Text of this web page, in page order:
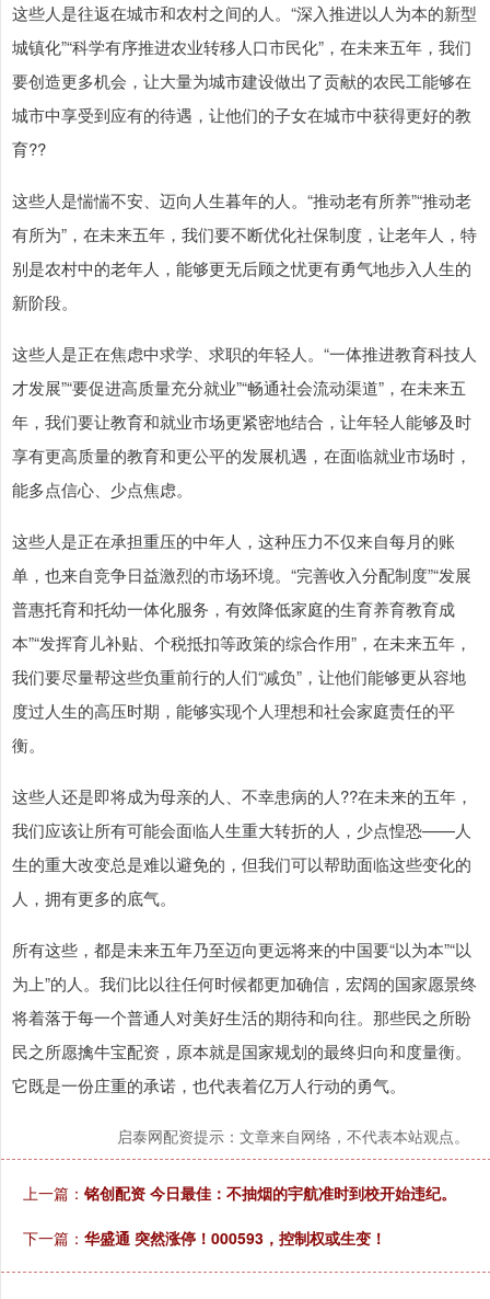
这些人是往返在城市和农村之间的人。“深入推进以人为本的新型
城镇化”“科学有序推进农业转移人口市民化”，在未来五年，我们
要创造更多机会，让大量为城市建设做出了贡献的农民工能够在
城市中享受到应有的待遇，让他们的子女在城市中获得更好的教
育??
这些人是惴惴不安、迈向人生暮年的人。“推动老有所养”“推动老
有所为”，在未来五年，我们要不断优化社保制度，让老年人，特
别是农村中的老年人，能够更无后顾之忧更有勇气地步入人生的
新阶段。
这些人是正在焦虑中求学、求职的年轻人。“一体推进教育科技人
才发展”“要促进高质量充分就业”“畅通社会流动渠道”，在未来五
年，我们要让教育和就业市场更紧密地结合，让年轻人能够及时
享有更高质量的教育和更公平的发展机遇，在面临就业市场时，
能多点信心、少点焦虑。
这些人是正在承担重压的中年人，这种压力不仅来自每月的账
单，也来自竞争日益激烈的市场环境。“完善收入分配制度”“发展
普惠托育和托幼一体化服务，有效降低家庭的生育养育教育成
本”“发挥育儿补贴、个税抵扣等政策的综合作用”，在未来五年，
我们要尽量帮这些负重前行的人们“减负”，让他们能够更从容地
度过人生的高压时期，能够实现个人理想和社会家庭责任的平
衡。
这些人还是即将成为母亲的人、不幸患病的人??在未来的五年，
我们应该让所有可能会面临人生重大转折的人，少点惶恐——人
生的重大改变总是难以避免的，但我们可以帮助面临这些变化的
人，拥有更多的底气。
所有这些，都是未来五年乃至迈向更远将来的中国要“以为本”“以
为上”的人。我们比以往任何时候都更加确信，宏阔的国家愿景终
将着落于每一个普通人对美好生活的期待和向往。那些民之所盼
民之所愿擒牛宝配资，原本就是国家规划的最终归向和度量衡。
它既是一份庄重的承诺，也代表着亿万人行动的勇气。
启泰网配资提示：文章来自网络，不代表本站观点。
上一篇： 铭创配资 今日最佳：不抽烟的宇航准时到校开始违纪。
下一篇： 华盛通 突然涨停！000593，控制权或生变！